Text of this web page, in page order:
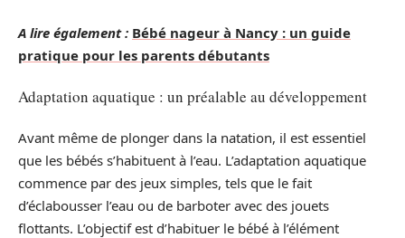
A lire également : Bébé nageur à Nancy : un guide
pratique pour les parents débutants
Adaptation aquatique : un préalable au développement
Avant même de plonger dans la natation, il est essentiel
que les bébés s’habituent à l’eau. L’adaptation aquatique
commence par des jeux simples, tels que le fait
d’éclabousser l’eau ou de barboter avec des jouets
flottants. L’objectif est d’habituer le bébé à l’élément